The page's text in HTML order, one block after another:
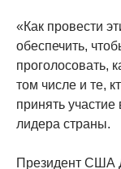
«Как провести
обеспечить,
проголосовать,
том числе и те,
принять
лидера страны.
Президент США